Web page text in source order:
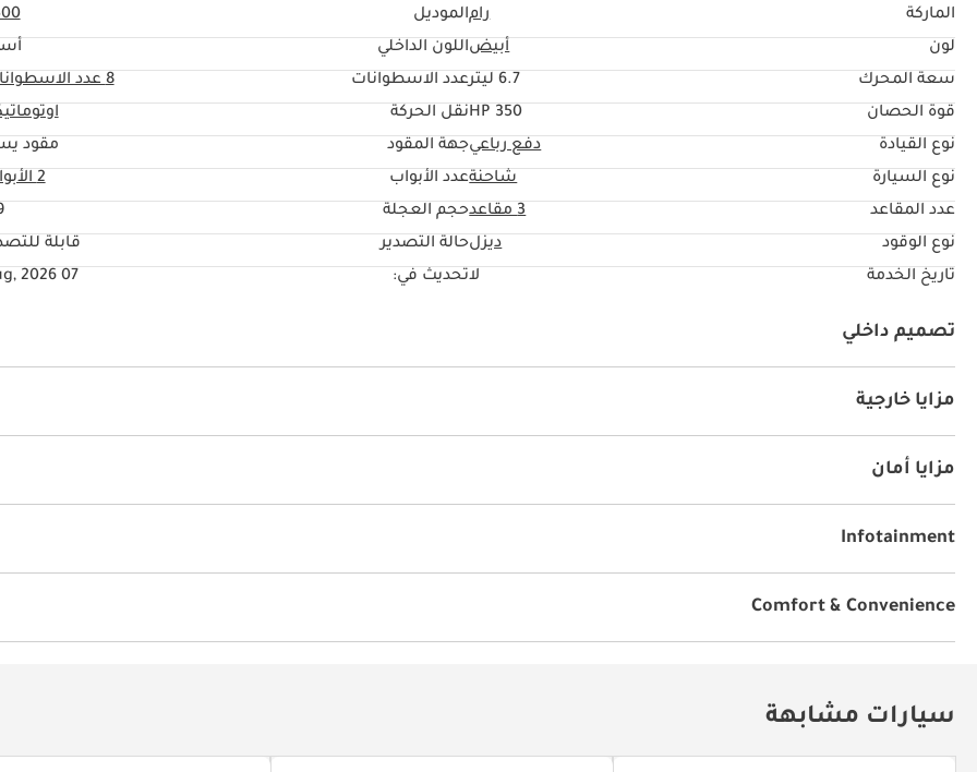
الماركة رامالموديل
لون
أبيضاللون الداخلي
سعة المحرك
6.7 ليتر عدد الاسطوانات 8عدد
قوة الحصان
350 HP نقل الحركة
نوع القيادة
دفع رباعيجهة المقود
مقود
نوع السيارة
شاحنةعدد الأبواب
2 الأبواب
عدد المقاعد
3 مقاعد حجم العجلة
نوع الوقود
ديزلحالة التصدير
قابلة
تاريخ الخدمة
لاتحديث في: 07 Aug, 2026
تصميم داخلي
مزايا خارجية
مزايا أمان
Infotainment
Comfort & Convenience
سيارات مشابهة